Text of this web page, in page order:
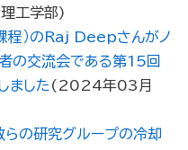
工学部)
程）のRaj Deepさんがノ
の交流会である第15回
ました ( 2024年03月
の研究グループの冷却